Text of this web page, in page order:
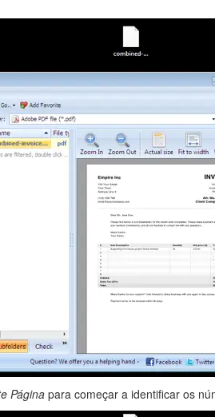
Página para começar a identificar os